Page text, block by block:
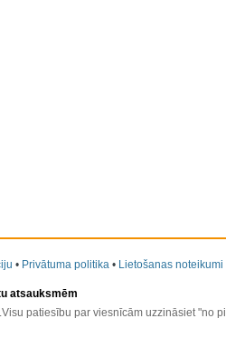
• Privātuma politika • Lietošanas noteikumi
atsauksmēm
patiesību par viesnīcām uzzināsiet "no